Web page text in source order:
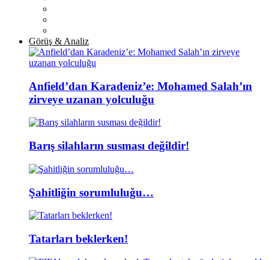
Görüş & Analiz
Anfield’dan Karadeniz’e: Mohamed Salah’ın
zirveye uzanan yolculuğu
Barış silahların susması değildir!
Şahitliğin sorumluluğu…
Tatarları beklerken!